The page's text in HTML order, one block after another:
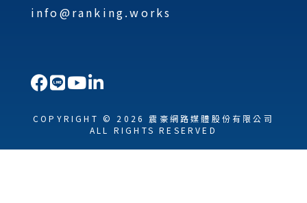
info@ranking.works
COPYRIGHT © 2026 震豪網路媒體股份有限公司
ALL RIGHTS RESERVED